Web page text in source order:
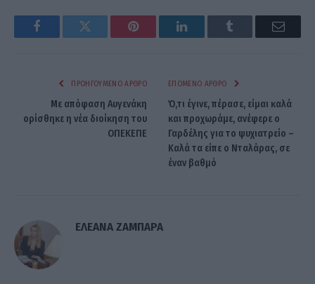
FacebookTwitter Pinterest LinkedInTumblr Email
ΠΡΟΗΓΟΎΜΕΝΟ ΆΡΘΡΟ
Με απόφαση Αυγενάκη
ορίσθηκε η νέα διοίκηση του
ΟΠΕΚΕΠΕ
ΕΠΌΜΕΝΟ ΆΡΘΡΟ
Ό,τι έγινε, πέρασε, είμαι καλά
και προχωράμε, ανέφερε ο
Γαρδέλης για το ψυχιατρείο –
Καλά τα είπε ο Νταλάρας, σε
έναν βαθμό
ΕΛΕΑΝΑ ΖΑΜΠΑΡΑ